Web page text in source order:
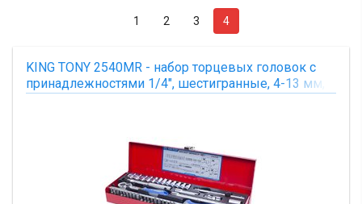
1 2 3 4
KING TONY 2540MR - набор торцевых головок с
принадлежностями 1/4", шестигранные, 4-13 мм,